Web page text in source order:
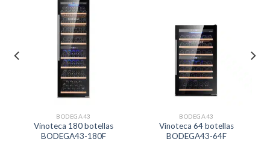
BODEGA43
Vinoteca 180 botellas
BODEGA43-180F
BODEGA43
Vinoteca 64 botellas
BODEGA43-64F